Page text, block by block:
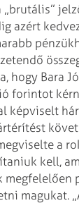
„brutális”
azért
hogy Bara
forintot
képviselt
a
kell,
megfelelően
magukat.